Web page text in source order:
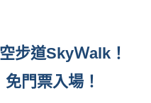
步道SkyＷalk！
門票入場！